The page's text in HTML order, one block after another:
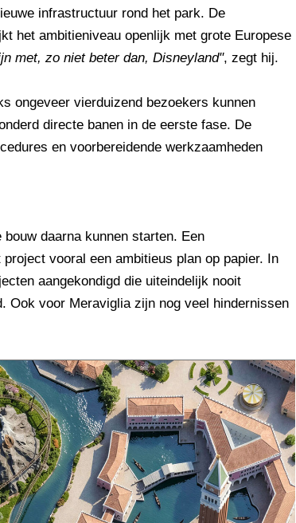
infrastructuur rond het park. De
het ambitieniveau openlijk met grote Europese
met, zo niet beter dan, Disneyland", zegt hij.
ongeveer vierduizend bezoekers kunnen
directe banen in de eerste fase. De
en voorbereidende werkzaamheden
daarna kunnen starten. Een
vooral een ambitieus plan op papier. In
aangekondigd die uiteindelijk nooit
Ook voor Meraviglia zijn nog veel hindernissen